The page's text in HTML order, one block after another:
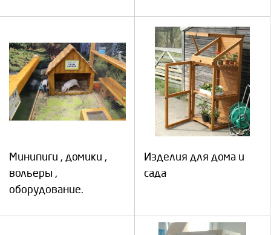
Минипиги , домики ,
вольеры ,
оборудование.
Изделия для дома и
сада